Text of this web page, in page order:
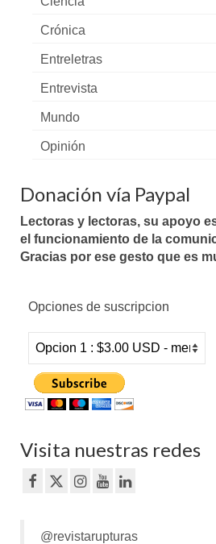
Crónica
Entreletras
Entrevista
Mundo
Opinión
Donación vía Paypal
Lectoras y lectoras, su apoyo
el funcionamiento de la
Gracias por ese gesto que es
Opciones de suscripcion
Visita nuestras redes
@revistarupturas